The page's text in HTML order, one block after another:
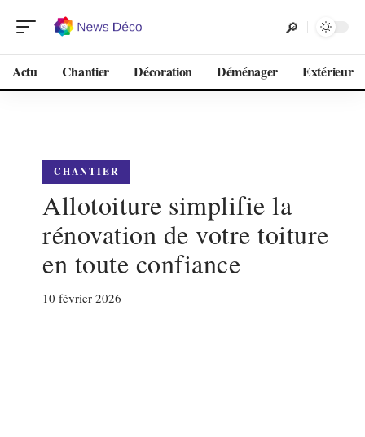
Actu Chantier Décoration Déménager Extérieur
CHANTIER
Allotoiture simplifie la
rénovation de votre toiture
en toute confiance
10 février 2026